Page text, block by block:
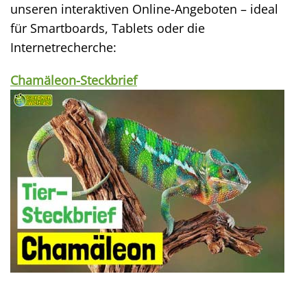
unseren interaktiven Online-Angeboten – ideal
für Smartboards, Tablets oder die
Internetrecherche:
Chamäleon-Steckbrief